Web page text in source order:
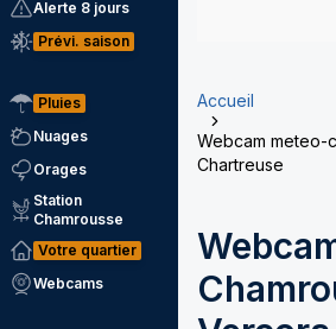
Alerte 8 jours
Prévi. saison
Pluies
Nuages
Orages
Station
Chamrousse
Votre quartier
Webcams
Accueil
Webcam meteo-
Chartreuse